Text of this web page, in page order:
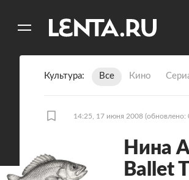
Культура Все Кино
14:25, 17 июня 2008 (обновлено:
Нина
Ballet